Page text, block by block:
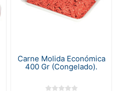
Carne Molida Económica
400 Gr (Congelado).